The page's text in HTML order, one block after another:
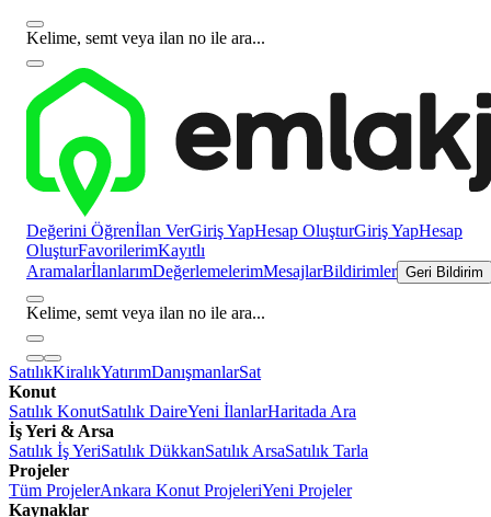
Kelime, semt veya ilan no ile ara...
Değerini Öğrenİlan VerGiriş YapHesap OluşturGiriş YapHesap
OluşturFavorilerimKayıtlı
AramalarİlanlarımDeğerlemelerimMesajlarBildirimler Geri Bildirim
Kelime, semt veya ilan no ile ara...
SatılıkKiralıkYatırımDanışmanlarSat
Konut
Satılık KonutSatılık DaireYeni İlanlarHaritada Ara
İş Yeri & Arsa
Satılık İş YeriSatılık DükkanSatılık ArsaSatılık Tarla
Projeler
Tüm ProjelerAnkara Konut ProjeleriYeni Projeler
Kaynaklar